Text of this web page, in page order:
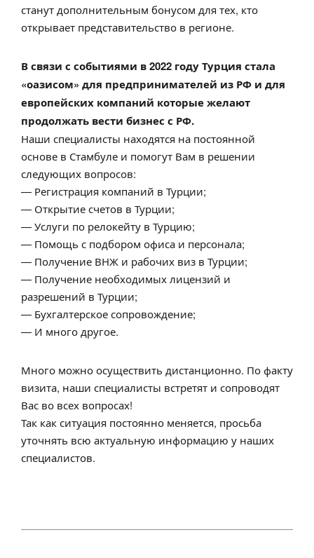
станут дополнительным бонусом для тех, кто
открывает представительство в регионе.
В связи с событиями в 2022 году Турция стала
«оазисом» для предпринимателей из РФ и для
европейских компаний которые желают
продолжать вести бизнес с РФ.
Наши специалисты находятся на постоянной
основе в Стамбуле и помогут Вам в решении
следующих вопросов:
— Регистрация компаний в Турции;
— Открытие счетов в Турции;
— Услуги по релокейту в Турцию;
— Помощь с подбором офиса и персонала;
— Получение ВНЖ и рабочих виз в Турции;
— Получение необходимых лицензий и
разрешений в Турции;
— Бухгалтерское сопровождение;
— И много другое.
Много можно осуществить дистанционно. По факту
визита, наши специалисты встретят и сопроводят
Вас во всех вопросах!
Так как ситуация постоянно меняется, просьба
уточнять всю актуальную информацию у наших
специалистов.